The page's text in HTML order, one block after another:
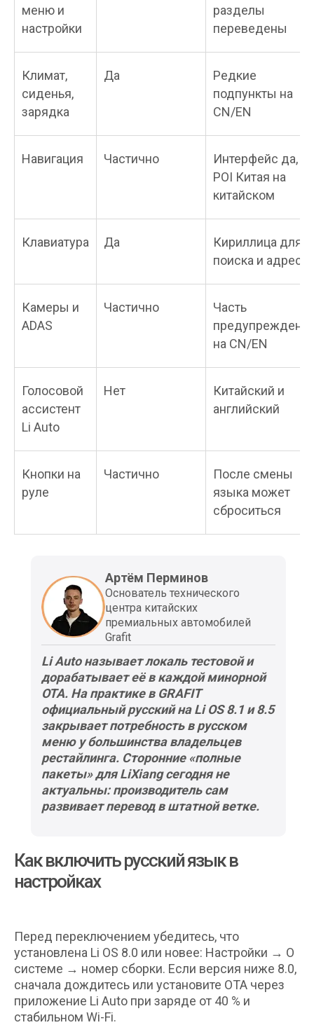
меню и
настройки
разделы
переведены
Климат,
сиденья,
зарядка
Да
Редкие
подпункты на
CN/EN
Навигация Частично
Интерфейс да,
POI Китая на
китайском
Клавиатура Да
Кириллица для
поиска и
Камеры и
ADAS
Частично
Часть
на CN/EN
Голосовой
ассистент
Li Auto
Нет
Китайский и
английский
Кнопки на
руле
Частично
После смены
языка может
сброситься
Артём Перминов
Основатель технического
центра китайских
премиальных автомобилей
Grafit
Li Auto называет локаль тестовой и
дорабатывает её в каждой минорной
OTA. На практике в GRAFIT
официальный русский на Li OS 8.1 и 8.5
закрывает потребность в русском
меню у большинства владельцев
рестайлинга. Сторонние «полные
пакеты» для LiXiang сегодня не
актуальны: производитель сам
развивает перевод в штатной ветке.
Как включить русский язык в
настройках
Перед переключением убедитесь, что
установлена Li OS 8.0 или новее: Настройки → О
системе → номер сборки. Если версия ниже 8.0,
сначала дождитесь или установите OTA через
приложение Li Auto при заряде от 40 % и
стабильном Wi-Fi.